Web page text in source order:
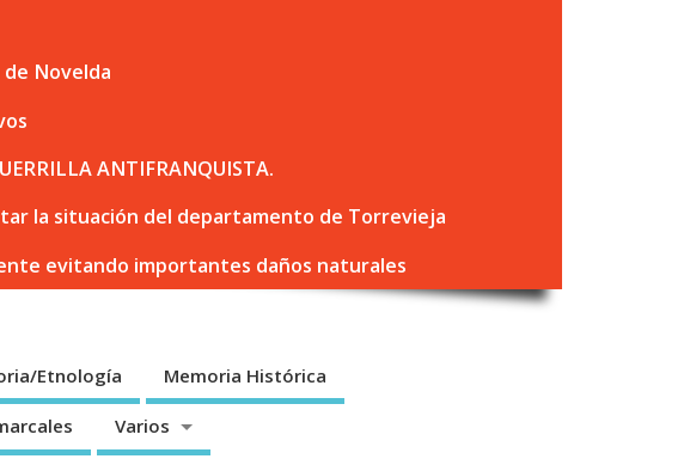
Novelda
ANTIFRANQUISTA.
la situación del departamento de Torrevieja
evitando importantes daños naturales
Etnología Memoria Histórica
Varios